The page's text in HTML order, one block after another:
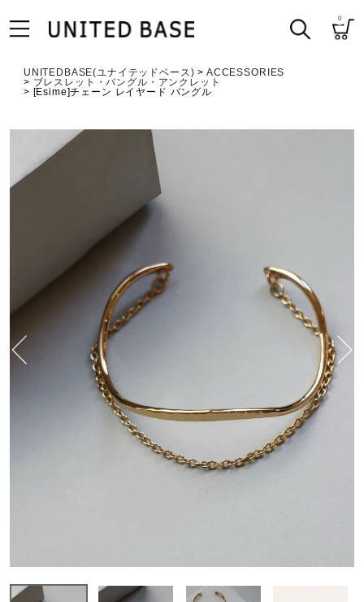
0
UNITEDBASE(ユナイテッドベース)
ACCESSORIES
ブレスレット・バングル・アンクレット
[Esime]チェーン レイヤード バングル